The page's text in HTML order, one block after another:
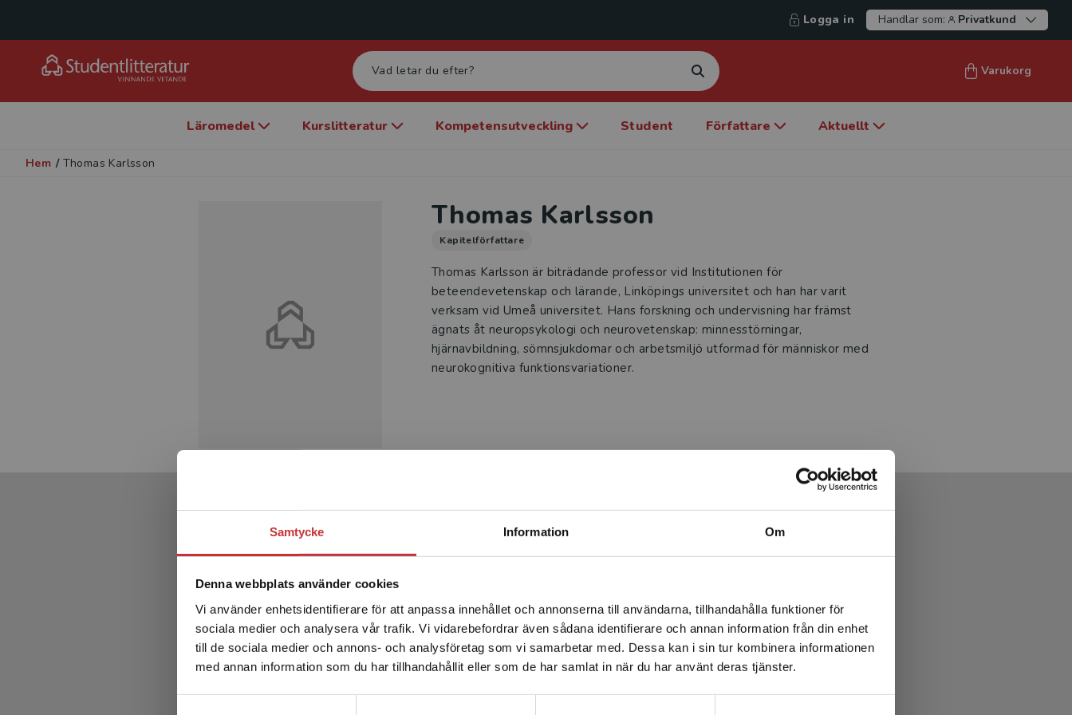
Samtycke Information Om
Denna webbplats använder cookies
Vi använder enhetsidentifierare för att anpassa innehållet och annonserna till användarna, tillhandahålla funktioner för
sociala medier och analysera vår trafik. Vi vidarebefordrar även sådana identifierare och annan information från din enhet
till de sociala medier och annons- och analysföretag som vi samarbetar med. Dessa kan i sin tur kombinera informationen
med annan information som du har tillhandahållit eller som de har samlat in när du har använt deras tjänster.
Begränsad fraktregion
Det verkar som att du besöker studentlitteratur.se via en
enhet utanför Sverige. Vi erbjuder inte leveranser utanför
Sverige. För att kunna slutföra ett köp måste
leveransadressen vara i Sverige.Läs mer
Logga in Handlar som: Privatkund
Varukorg
Läromedel Kurslitteratur Kompetensutveckling Student Författare Aktuellt
Hem / Thomas Karlsson
Thomas Karlsson
Kapitelförfattare
Thomas Karlsson är biträdande professor vid Institutionen för
beteendevetenskap och lärande, Linköpings universitet och han har varit
verksam vid Umeå universitet. Hans forskning och undervisning har främst
ägnats åt neuropsykologi och neurovetenskap: minnesstörningar,
hjärnavbildning, sömnsjukdomar och arbetsmiljö utformad för människor med
neurokognitiva funktionsvariationer.
Produkter